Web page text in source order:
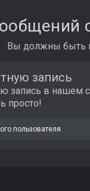
Вы должны быть
запись
запись в нашем
просто!
пользователя